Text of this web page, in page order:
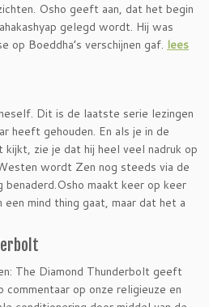
Osho geeft aan, dat het begin
gelegd wordt. Hij was
op Boeddha’s verschijnen gaf. lees
Dit is de laatste serie lezingen
heeft gehouden. En als je in de
zie je dat hij heel veel nadruk op
wordt Zen nog steeds via de
maakt keer op keer
mind thing gaat, maar dat het a
The Diamond Thunderbolt geeft
commentaar op onze religieuze en